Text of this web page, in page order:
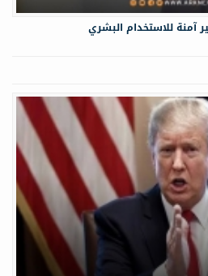
آمنة للاستخدام البشري